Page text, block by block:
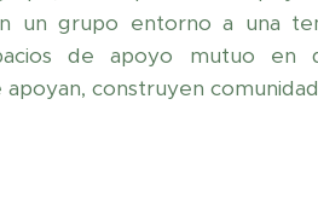
un grupo entorno a una
de apoyo mutuo en
construyen